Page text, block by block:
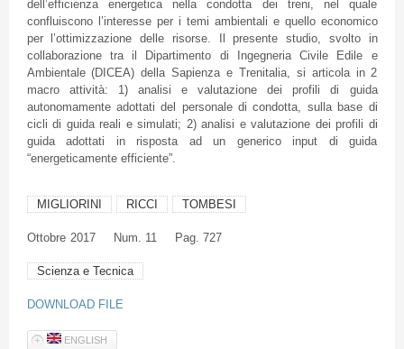
dell’efficienza energetica nella condotta dei treni, nel quale
confluiscono l’interesse per i temi ambientali e quello economico
per l’ottimizzazione delle risorse. Il presente studio, svolto in
collaborazione tra il Dipartimento di Ingegneria Civile Edile e
Ambientale (DICEA) della Sapienza e Trenitalia, si articola in 2
macro attività: 1) analisi e valutazione dei profili di guida
autonomamente adottati del personale di condotta, sulla base di
cicli di guida reali e simulati; 2) analisi e valutazione dei profili di
guida adottati in risposta ad un generico input di guida
“energeticamente efficiente”.
MIGLIORINI RICCI TOMBESI
Ottobre 2017 Num. 11 Pag. 727
Scienza e Tecnica
DOWNLOAD FILE
ENGLISH